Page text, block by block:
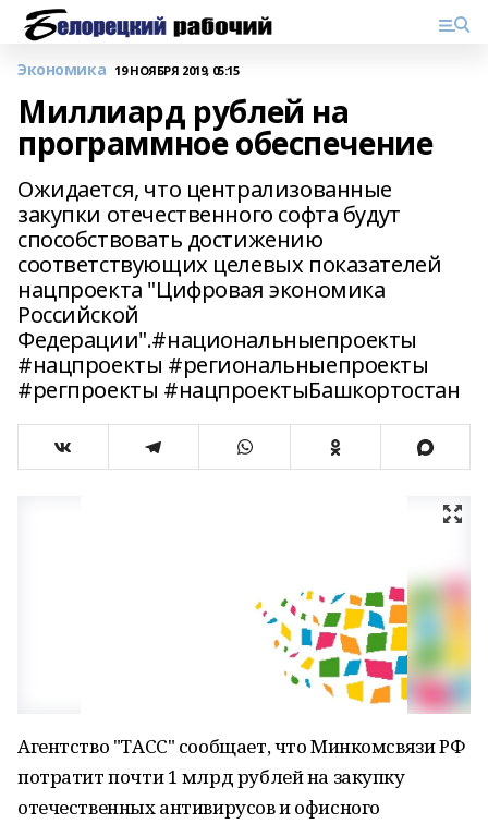
Экономика 19 НОЯБРЯ 2019, 05:15
Миллиард рублей на
программное обеспечение
Ожидается, что централизованные
закупки отечественного софта будут
способствовать достижению
соответствующих целевых показателей
нацпроекта "Цифровая экономика
Российской
Федерации".#национальныепроекты
#нацпроекты #региональныепроекты
#регпроекты #нацпроектыБашкортостан
Агентство "ТАСС" сообщает, что Минкомсвязи РФ
потратит почти 1 млрд рублей на закупку
отечественных антивирусов и офисного